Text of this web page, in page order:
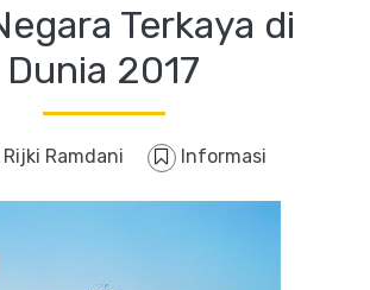
Terkaya di
Dunia 2017
Rijki Ramdani Informasi